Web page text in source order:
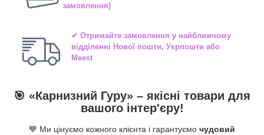
замовлення)
✔ Отримайте замовлення у найближчому
відділенні Нової пошти, Укрпошти або
Meest
🎯 «Карнизний Гуру» – якісні товари для
вашого інтер'єру!
💙 Ми цінуємо кожного клієнта і гарантуємо чудовий